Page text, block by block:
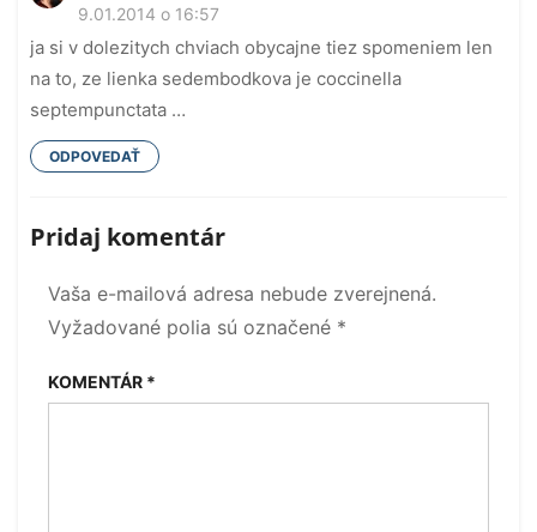
9.01.2014 o 16:57
ja si v dolezitych chviach obycajne tiez spomeniem len
na to, ze lienka sedembodkova je coccinella
septempunctata …
ODPOVEDAŤ
Pridaj komentár
Vaša e-mailová adresa nebude zverejnená.
Vyžadované polia sú označené *
KOMENTÁR *